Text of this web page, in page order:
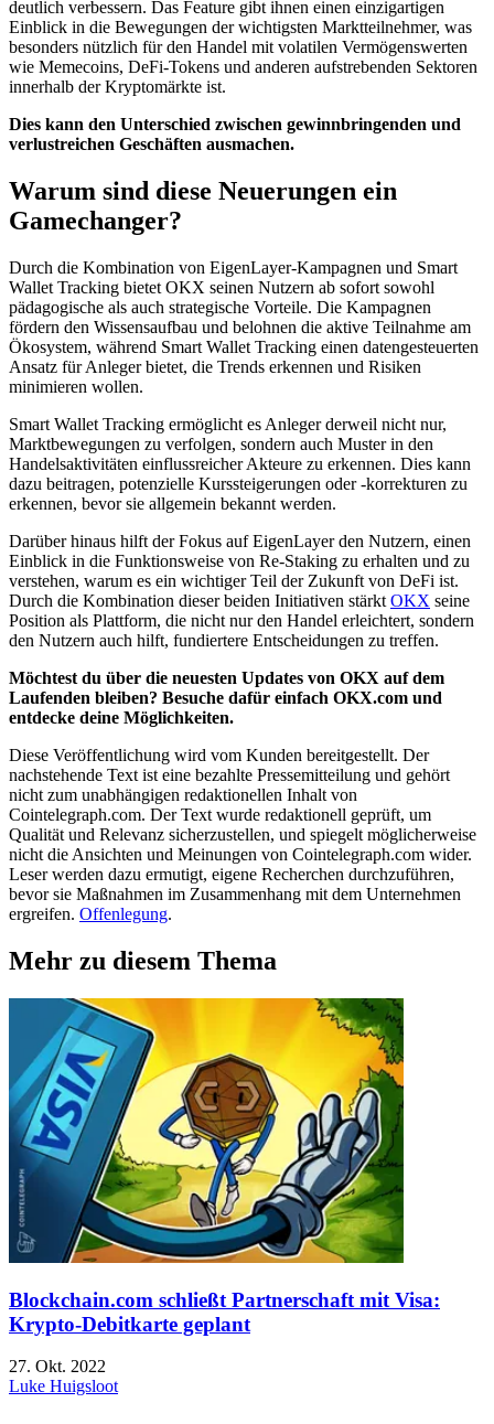
deutlich verbessern. Das Feature gibt ihnen einen einzigartigen
Einblick in die Bewegungen der wichtigsten Marktteilnehmer, was
besonders nützlich für den Handel mit volatilen Vermögenswerten
wie Memecoins, DeFi-Tokens und anderen aufstrebenden Sektoren
innerhalb der Kryptomärkte ist.
Dies kann den Unterschied zwischen gewinnbringenden und
verlustreichen Geschäften ausmachen.
Warum sind diese Neuerungen ein
Gamechanger?
Durch die Kombination von EigenLayer-Kampagnen und Smart
Wallet Tracking bietet OKX seinen Nutzern ab sofort sowohl
pädagogische als auch strategische Vorteile. Die Kampagnen
fördern den Wissensaufbau und belohnen die aktive Teilnahme am
Ökosystem, während Smart Wallet Tracking einen datengesteuerten
Ansatz für Anleger bietet, die Trends erkennen und Risiken
minimieren wollen.
Smart Wallet Tracking ermöglicht es Anleger derweil nicht nur,
Marktbewegungen zu verfolgen, sondern auch Muster in den
Handelsaktivitäten einflussreicher Akteure zu erkennen. Dies kann
dazu beitragen, potenzielle Kurssteigerungen oder -korrekturen zu
erkennen, bevor sie allgemein bekannt werden.
Darüber hinaus hilft der Fokus auf EigenLayer den Nutzern, einen
Einblick in die Funktionsweise von Re-Staking zu erhalten und zu
verstehen, warum es ein wichtiger Teil der Zukunft von DeFi ist.
Durch die Kombination dieser beiden Initiativen stärkt OKX seine
Position als Plattform, die nicht nur den Handel erleichtert, sondern
den Nutzern auch hilft, fundiertere Entscheidungen zu treffen.
Möchtest du über die neuesten Updates von OKX auf dem
Laufenden bleiben? Besuche dafür einfach OKX.com und
entdecke deine Möglichkeiten.
Diese Veröffentlichung wird vom Kunden bereitgestellt. Der
nachstehende Text ist eine bezahlte Pressemitteilung und gehört
nicht zum unabhängigen redaktionellen Inhalt von
Cointelegraph.com. Der Text wurde redaktionell geprüft, um
Qualität und Relevanz sicherzustellen, und spiegelt möglicherweise
nicht die Ansichten und Meinungen von Cointelegraph.com wider.
Leser werden dazu ermutigt, eigene Recherchen durchzuführen,
bevor sie Maßnahmen im Zusammenhang mit dem Unternehmen
ergreifen. Offenlegung.
Mehr zu diesem Thema
Blockchain.com schließt Partnerschaft mit Visa:
Krypto-Debitkarte geplant
27. Okt. 2022
Luke Huigsloot